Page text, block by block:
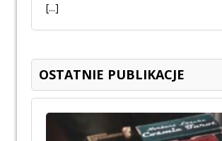
[...]
OSTATNIE PUBLIKACJE